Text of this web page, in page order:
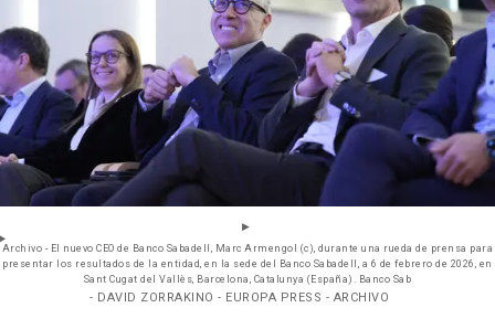
Archivo - El nuevo CEO de Banco Sabadell, Marc Armengol (c), durante una rueda de prensa para
presentar los resultados de la entidad, en la sede del Banco Sabadell, a 6 de febrero de 2026, en
Sant Cugat del Vallès, Barcelona, Catalunya (España). Banco Sab
- DAVID ZORRAKINO - EUROPA PRESS - ARCHIVO